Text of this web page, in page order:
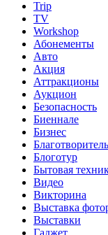
Trip
TV
Workshop
Абонементы
Авто
Акция
Аттракционы
Аукцион
Безопасность
Биеннале
Бизнес
Блоготур
Бытовая
Видео
Викторина
Выставка
Выставки
Гаджет